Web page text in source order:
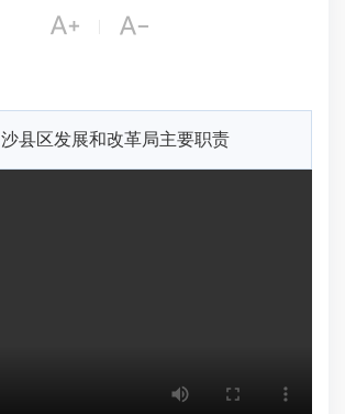
 
沙县区发展和改革局主要职责